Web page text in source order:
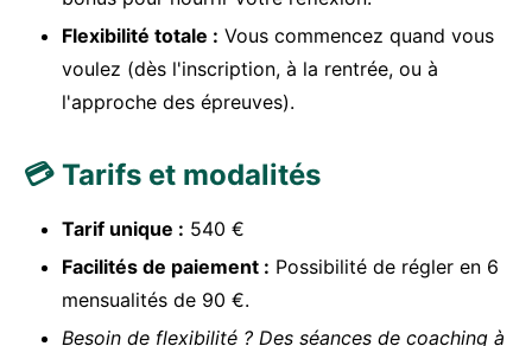
Flexibilité totale : Vous commencez quand vous
voulez (dès l'inscription, à la rentrée, ou à
l'approche des épreuves).
💳 Tarifs et modalités
Tarif unique : 540 €
Facilités de paiement : Possibilité de régler en 6
mensualités de 90 €.
Besoin de flexibilité ? Des séances de coaching à